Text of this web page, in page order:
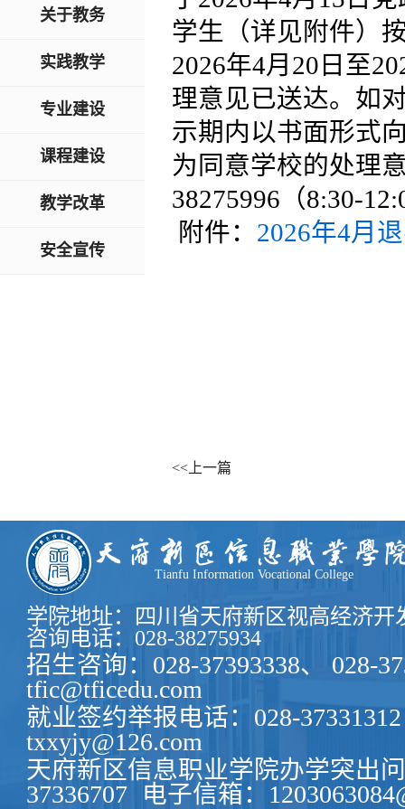
关于教务
实践教学
专业建设
课程建设
教学改革
安全宣传
学生（详见附件）
2026年4月20日至
理意见已送达。如
示期内以书面形式
为同意学校的处理
38275996（8:30-
附件： 2026年4月
<<上一篇
Tianfu Information Vocational College
学院地址：四川省天府新区视高经济开
咨询电话：028-38275934
招生咨询：028-37393338、 028-
tfic@tficedu.com
就业签约举报电话：028-37331312
txxyjy@126.com
天府新区信息职业学院办学突出
37336707
电子信箱：